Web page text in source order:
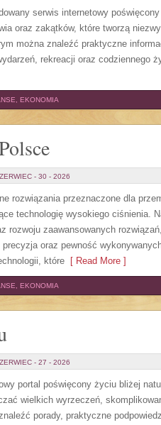
serwis internetowy
oraz zakątków, które tworzą
można znaleźć praktyczne
rekreacji oraz codziennego
EKONOMIA
- 30 - 2026
rozwiązania przeznaczone dla
technologię wysokiego ciśnienia.
rozwoju zaawansowanych
oraz pewność
które [ Read More ]
EKONOMIA
- 27 - 2026
portal poświęcony życiu bliżej
wielkich wyrzeczeń,
porady, praktyczne